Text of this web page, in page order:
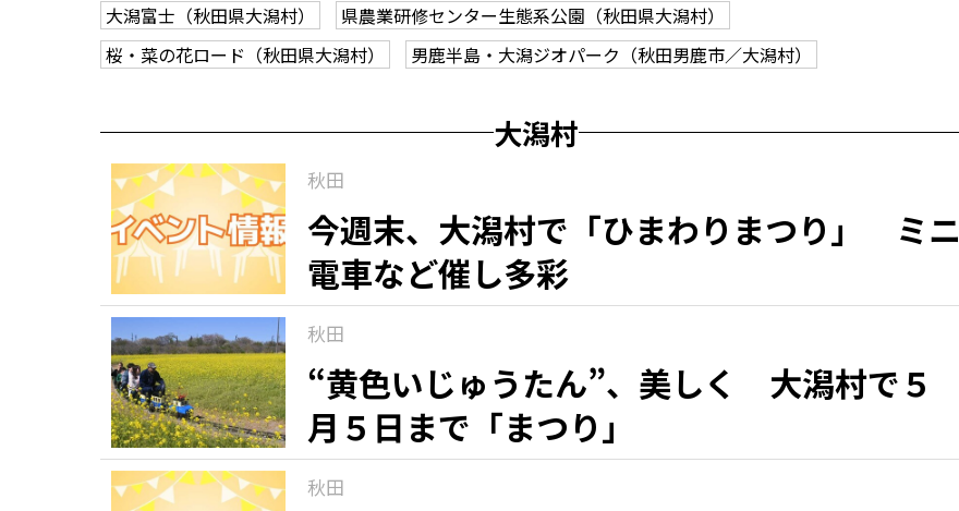
大潟富士（秋田県大潟村）
県農業研修センター生態系公園（秋田県大潟村）
桜・菜の花ロード（秋田県大潟村）
男鹿半島・大潟ジオパーク（秋田男鹿市／大潟村）
大潟村
秋田
今週末、大潟村で「ひまわりまつり」 ミニ
電車など催し多彩
秋田
“黄色いじゅうたん”、美しく 大潟村で５
月５日まで「まつり」
秋田